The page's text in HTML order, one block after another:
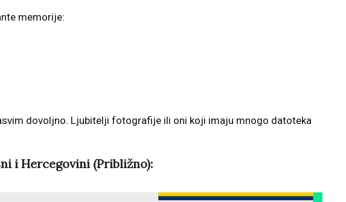
memorije:
dovoljno. Ljubitelji fotografije ili oni koji imaju mnogo datoteka
i Hercegovini (Približno):